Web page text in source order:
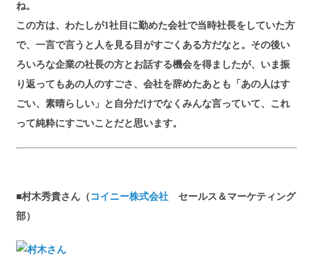
ね。
この方は、わたしが1社目に勤めた会社で当時社長をしていた方
で、一言で言うと人を見る目がすごくある方だなと。その後い
ろいろな企業の社長の方とお話する機会を得ましたが、いま振
り返ってもあの人のすごさ、会社を辞めたあとも「あの人はす
ごい、素晴らしい」と自分だけでなくみんな言っていて、これ
って純粋にすごいことだと思います。
■村木秀貴さん（ コイニー株式会社 セールス＆マーケティング
部）